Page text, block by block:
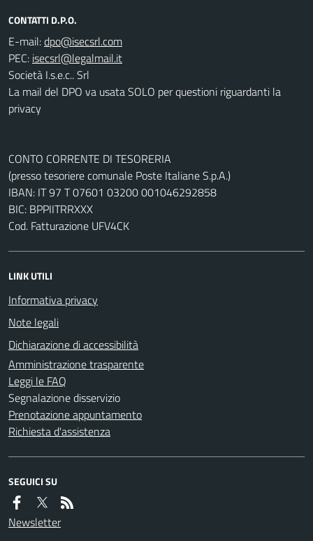
CONTATTI D.P.O.
E-mail:
PEC:
Società I.s.e.c.. Srl
La mail del DPO va usata SOLO per questioni riguardanti la
privacy
CONTO CORRENTE DI TESORERIA
(presso tesoriere comunale Poste Italiane S.p.A.)
IBAN: IT 97 T 07601 03200 001046292858
BIC: BPPIITRRXXX
Cod. Fatturazione UFV4CK
LINK UTILI
Informativa privacy
Note legali
Dichiarazione di accessibilità
Amministrazione trasparente
Leggi le FAQ
Segnalazione disservizio
Prenotazione appuntamento
Richiesta d'assistenza
SEGUICI SU
Newsletter